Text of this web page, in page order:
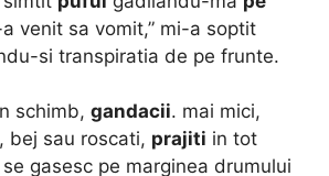
venit sa vomit,” mi-a soptit
si transpiratia de pe frunte.
schimb, gandacii. mai mici,
bej sau roscati, prajiti in tot
gasesc pe marginea drumului